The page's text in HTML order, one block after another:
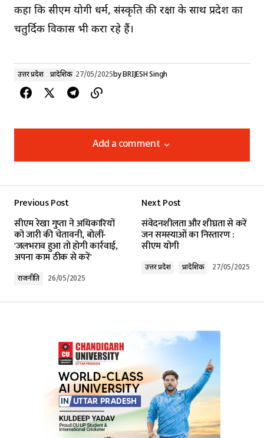
कहा कि सीएम योगी धर्म, संस्कृति की रक्षा के साथ प्रदेश का
चतुर्दिक विकास भी करा रहे हैं।
उत्तर प्रदेश प्रादेशिक 27/05/2025byBRIJESH Singh
Add a comment
Add a comment
Required fields are marked*
Comment*
Your E-mail*
Submit Comment
Previous Post
सीएम रेखा गुप्ता ने अधिकारियों
को जारी की चेतावनी, बोलीं-
'जलभराव हुआ तो होगी कार्रवाई,
अपना काम ठीक से करें'
राजनीति 26/05/2025
Next Post
संवेदनशीलता और शीघ्रता से करें
जन समस्याओं का निस्तारण :
सीएम योगी
उत्तर प्रदेश प्रादेशिक 27/05/2025